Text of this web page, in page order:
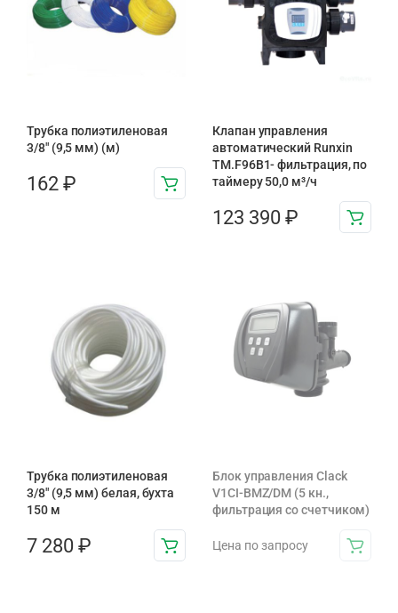
Трубка полиэтиленовая
3/8″ (9,5 мм) (м)
162 ₽
Клапан управления
автоматический Runxin
TM.F96B1- фильтрация, по
таймеру 50,0 м³/ч
123 390 ₽
Трубка полиэтиленовая
3/8″ (9,5 мм) белая, бухта
150 м
7 280 ₽
Блок управления Clack
V1CI-BMZ/DM (5 кн.,
фильтрация со счетчиком)
Цена по запросу